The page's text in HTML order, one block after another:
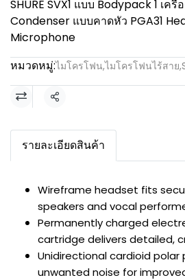
SHURE SVX1 แบบ Bodypack 1 เค
Condenser แบบคาดหัว PGA31
Microphone
หมวดหมู่:ไมโครโฟน,ไมโครโฟนไร้สาย,
แชร์
รายละเอียดสินค้า
Wireframe headset fits
speakers and vocal
Permanently charged
cartridge delivers detailed,
Unidirectional cardioid
unwanted noise for